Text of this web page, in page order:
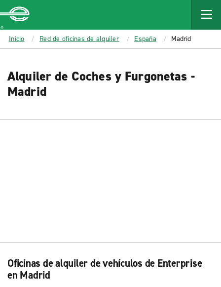
MAIN
CONTENT
Enterprise
Inicio Red de oficinas de alquiler España Madrid
Alquiler de Coches y Furgonetas -
Madrid
Oficinas de alquiler de vehículos de Enterprise
en Madrid